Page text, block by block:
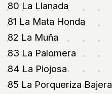
80 La Llanada
81 La Mata Honda
82 La Muña
83 La Palomera
84 La Piojosa
85 La Porqueriza Bajera